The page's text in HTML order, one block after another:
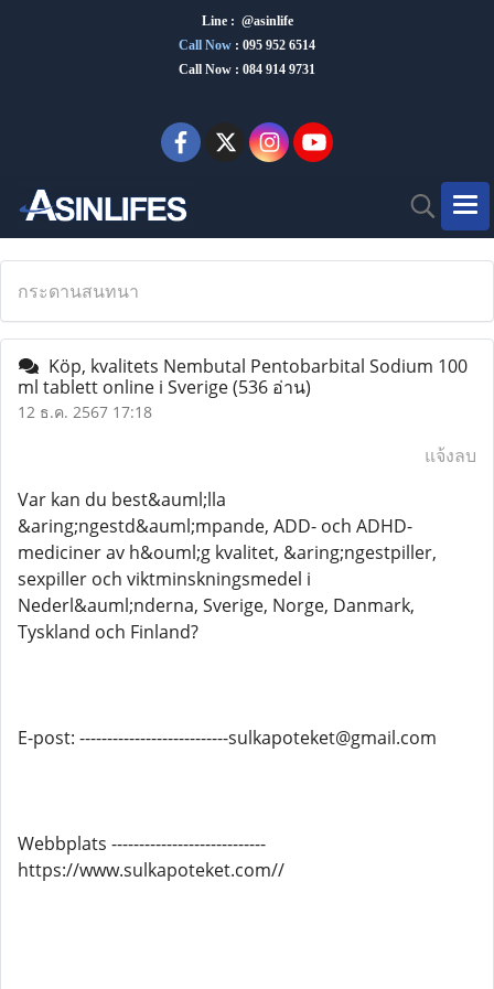
Line : @asinlife
Call Now : 095 952 6514
Call Now : 084 914 9731
กระดานสนทนา
Köp, kvalitets Nembutal Pentobarbital Sodium 100
ml tablett online i Sverige(536 อ่าน)
12 ธ.ค. 2567 17:18
แจ้งลบ
Var kan du best&auml;lla
&aring;ngestd&auml;mpande, ADD- och ADHD-
mediciner av h&ouml;g kvalitet, &aring;ngestpiller,
sexpiller och viktminskningsmedel i
Nederl&auml;nderna, Sverige, Norge, Danmark,
Tyskland och Finland?
E-post: ---------------------------sulkapoteket@gmail.com
Webbplats ----------------------------
https://www.sulkapoteket.com//